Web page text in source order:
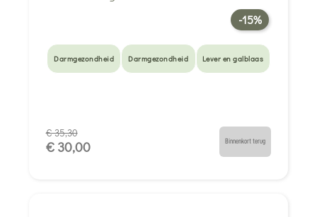
-15%
Darmgezondheid Darmgezondheid Lever en galblaas
€ 35,30
€ 30,00 Binnenkort terug